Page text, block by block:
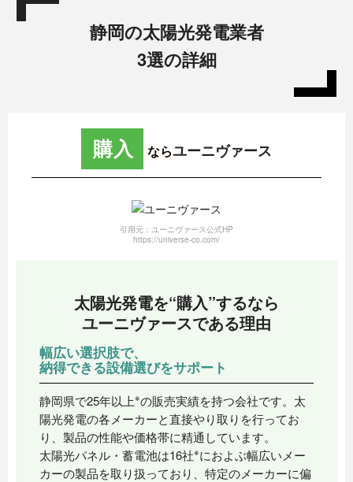
静岡の太陽光発電業者
3選の詳細
購入 ならユーニヴァース
引用元：ユーニヴァース公式HP
https://universe-co.com/
太陽光発電を“購入”するなら
ユーニヴァースである理由
幅広い選択肢で、
納得できる設備選びをサポート
静岡県で25年以上※の販売実績を持つ会社です。太
陽光発電の各メーカーと直接やり取りを行ってお
り、製品の性能や価格帯に精通しています。
太陽光パネル・蓄電池は16社※におよぶ幅広いメー
カーの製品を取り扱っており、特定のメーカーに偏